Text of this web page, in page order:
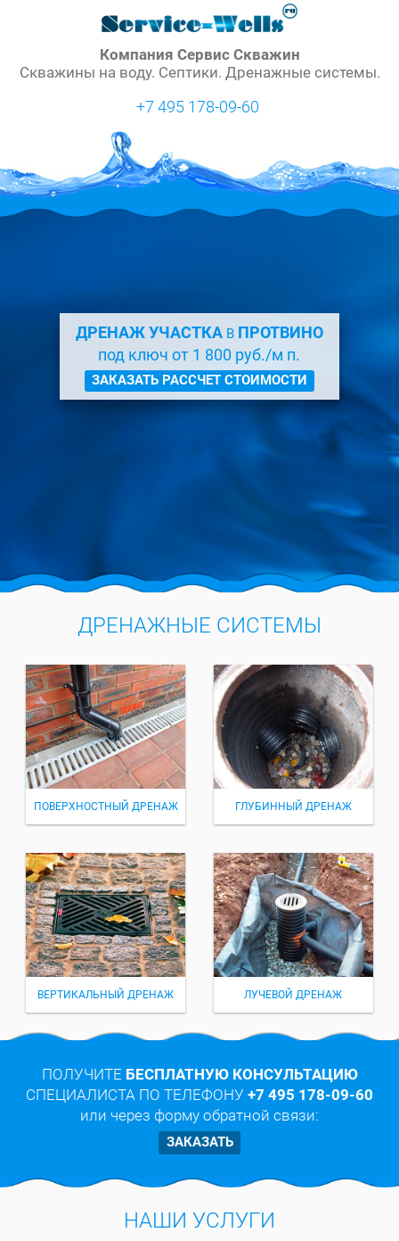
Компания Сервис Скважин
Скважины на воду. Септики. Дренажные системы.
+7 495 178-09-60
ДРЕНАЖ УЧАСТКА ВПРОТВИНО
под ключ от 1 800 руб./м п.
ЗАКАЗАТЬ РАССЧЕТ СТОИМОСТИ
ДРЕНАЖНЫЕ СИСТЕМЫ
ПОВЕРХНОСТНЫЙ ДРЕНАЖ ГЛУБИННЫЙ ДРЕНАЖ
ВЕРТИКАЛЬНЫЙ ДРЕНАЖ ЛУЧЕВОЙ ДРЕНАЖ
ПОЛУЧИТЕ БЕСПЛАТНУЮ КОНСУЛЬТАЦИЮ
СПЕЦИАЛИСТА ПО ТЕЛЕФОНУ +7 495 178-09-60
или через форму обратной связи:
ЗАКАЗАТЬ
НАШИ УСЛУГИ